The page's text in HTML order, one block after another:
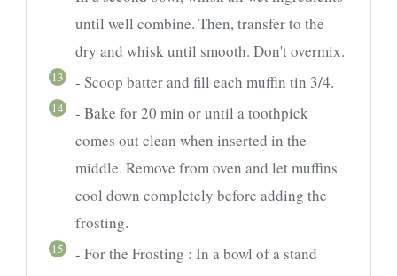
until well combine. Then, transfer to the
dry and whisk until smooth. Don't overmix.
13 - Scoop batter and fill each muffin tin 3/4.
14
- Bake for 20 min or until a toothpick
comes out clean when inserted in the
middle. Remove from oven and let muffins
cool down completely before adding the
frosting.
15
- For the Frosting : In a bowl of a stand